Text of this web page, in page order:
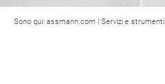
Sono qui: assmann.com | Servizi e strumenti